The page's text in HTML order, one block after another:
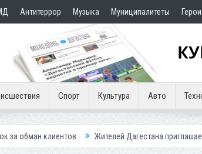
Антитеррор Музыка Муниципалитеты
Спорт Культура Авто
Жителей Дагестана приглашает в «Госуслуги